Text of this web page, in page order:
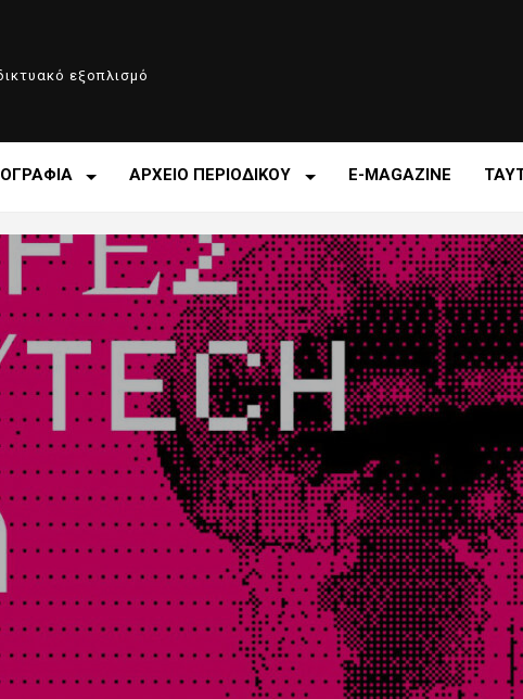
εξοπλισμό
ΑΡΧΕΙΟ ΠΕΡΙΟΔΙΚΟΥ E-MAGAZINE